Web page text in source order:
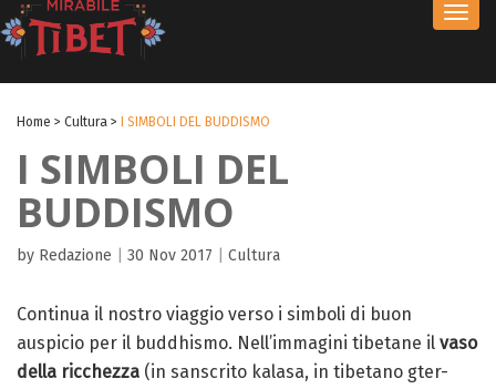
Home > Cultura > I SIMBOLI DEL BUDDISMO
I SIMBOLI DEL
BUDDISMO
by Redazione 30 Nov 2017 Cultura
Continua il nostro viaggio verso i simboli di buon
auspicio per il buddhismo. Nell’immagini tibetane il vaso
della ricchezza (in sanscrito kalasa, in tibetano gter-